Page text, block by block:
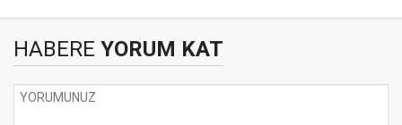
HABERE YORUM KAT